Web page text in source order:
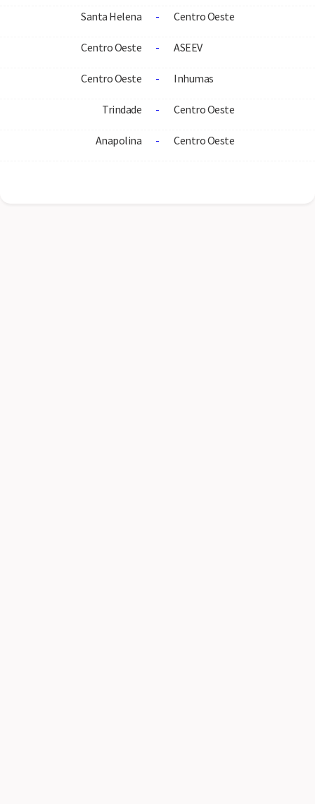
Santa Helena - Centro Oeste
Centro Oeste - ASEEV
Centro Oeste - Inhumas
Trindade - Centro Oeste
Anapolina - Centro Oeste